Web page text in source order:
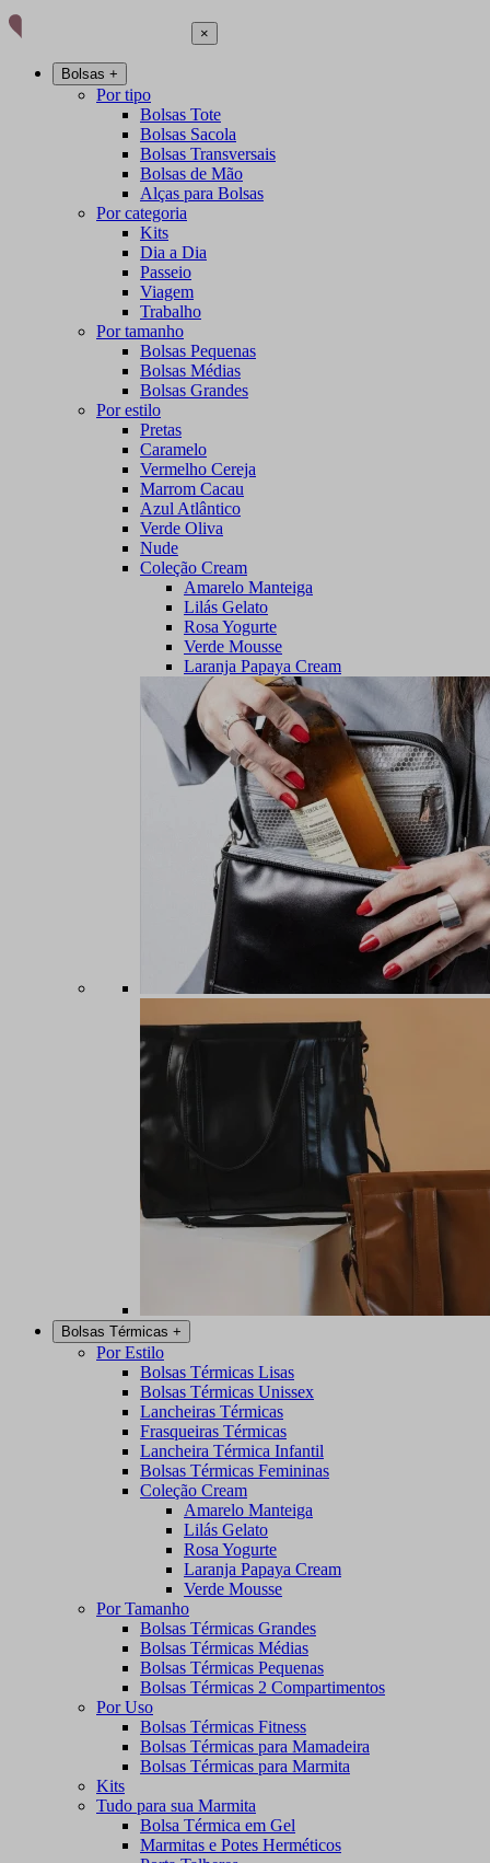
×
Bolsas +
Por tipo
Bolsas Tote
Bolsas Sacola
Bolsas Transversais
Bolsas de Mão
Alças para Bolsas
Por categoria
Kits
Dia a Dia
Passeio
Viagem
Trabalho
Por tamanho
Bolsas Pequenas
Bolsas Médias
Bolsas Grandes
Por estilo
Pretas
Caramelo
Vermelho Cereja
Marrom Cacau
Azul Atlântico
Verde Oliva
Nude
Coleção Cream
Amarelo Manteiga
Lilás Gelato
Rosa Yogurte
Verde Mousse
Laranja Papaya Cream
Bolsas Térmicas +
Por Estilo
Bolsas Térmicas Lisas
Bolsas Térmicas Unissex
Lancheiras Térmicas
Frasqueiras Térmicas
Lancheira Térmica Infantil
Bolsas Térmicas Femininas
Coleção Cream
Amarelo Manteiga
Lilás Gelato
Rosa Yogurte
Laranja Papaya Cream
Verde Mousse
Por Tamanho
Bolsas Térmicas Grandes
Bolsas Térmicas Médias
Bolsas Térmicas Pequenas
Bolsas Térmicas 2 Compartimentos
Por Uso
Bolsas Térmicas Fitness
Bolsas Térmicas para Mamadeira
Bolsas Térmicas para Marmita
Kits
Tudo para sua Marmita
Bolsa Térmica em Gel
Marmitas e Potes Herméticos